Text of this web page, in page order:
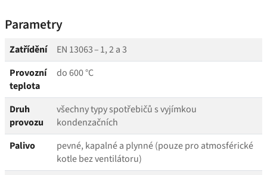
Parametry
Zatřídění
EN 13063 – 1, 2 a 3
Provozní
teplota
do 600 °C
Druh
provozu
všechny typy spotřebičů s vyjímkou
kondenzačních
Palivo
pevné, kapalné a plynné (pouze pro atmosférické
kotle bez ventilátoru)